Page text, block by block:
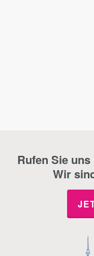
Rufen Sie
Wir